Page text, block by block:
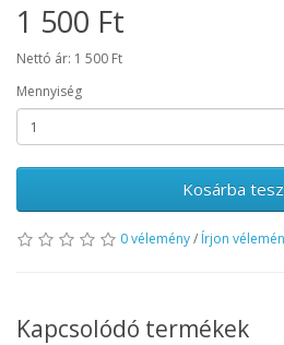
1 500 Ft
Nettó ár: 1 500 Ft
Mennyiség
Kosárba
0 vélemény/ Írjon
Kapcsolódó termékek